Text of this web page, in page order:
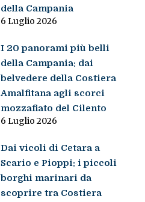
della Campania
6 Luglio 2026
I 20 panorami più belli
della Campania: dai
belvedere della Costiera
Amalfitana agli scorci
mozzafiato del Cilento
6 Luglio 2026
Dai vicoli di Cetara a
Scario e Pioppi: i piccoli
borghi marinari da
scoprire tra Costiera